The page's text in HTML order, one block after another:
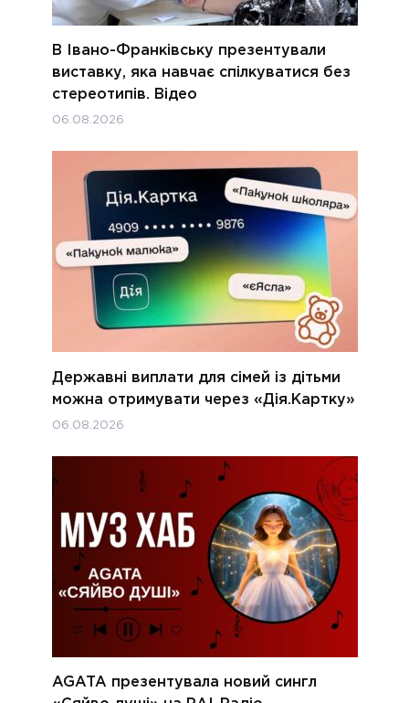
В Івано-Франківську презентували
виставку, яка навчає спілкуватися без
стереотипів. Відео
06.08.2026
Державні виплати для сімей із дітьми
можна отримувати через «Дія.Картку»
06.08.2026
AGATA презентувала новий сингл